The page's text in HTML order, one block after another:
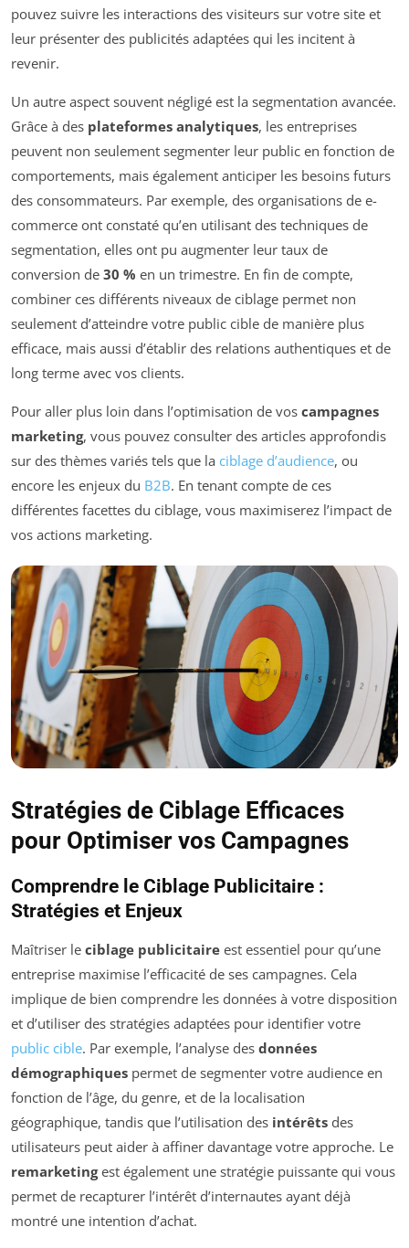
pouvez suivre les interactions des visiteurs sur votre site et
leur présenter des publicités adaptées qui les incitent à
revenir.
Un autre aspect souvent négligé est la segmentation avancée.
Grâce à des plateformes analytiques, les entreprises
peuvent non seulement segmenter leur public en fonction de
comportements, mais également anticiper les besoins futurs
des consommateurs. Par exemple, des organisations de e-
commerce ont constaté qu’en utilisant des techniques de
segmentation, elles ont pu augmenter leur taux de
conversion de 30 % en un trimestre. En fin de compte,
combiner ces différents niveaux de ciblage permet non
seulement d’atteindre votre public cible de manière plus
efficace, mais aussi d’établir des relations authentiques et de
long terme avec vos clients.
Pour aller plus loin dans l’optimisation de vos campagnes
marketing, vous pouvez consulter des articles approfondis
sur des thèmes variés tels que la ciblage d’audience, ou
encore les enjeux du B2B. En tenant compte de ces
différentes facettes du ciblage, vous maximiserez l’impact de
vos actions marketing.
Stratégies de Ciblage Efficaces
pour Optimiser vos Campagnes
Comprendre le Ciblage Publicitaire :
Stratégies et Enjeux
Maîtriser le ciblage publicitaire est essentiel pour qu’une
entreprise maximise l’efficacité de ses campagnes. Cela
implique de bien comprendre les données à votre disposition
et d’utiliser des stratégies adaptées pour identifier votre
public cible. Par exemple, l’analyse des données
démographiques permet de segmenter votre audience en
fonction de l’âge, du genre, et de la localisation
géographique, tandis que l’utilisation des intérêts des
utilisateurs peut aider à affiner davantage votre approche. Le
remarketingest également une stratégie puissante qui vous
permet de recapturer l’intérêt d’internautes ayant déjà
montré une intention d’achat.